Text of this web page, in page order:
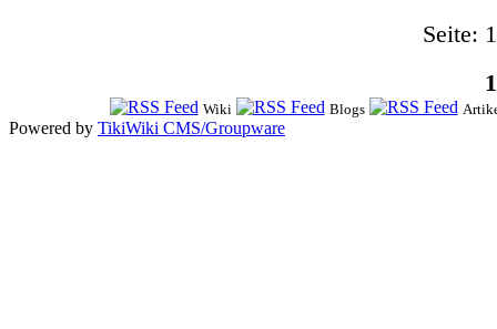
Seite:
1
Wiki Blogs
Powered by TikiWiki CMS/Groupware